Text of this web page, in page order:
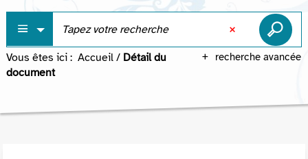
recherche avancée
Vous êtes ici : Accueil / Détail du
document